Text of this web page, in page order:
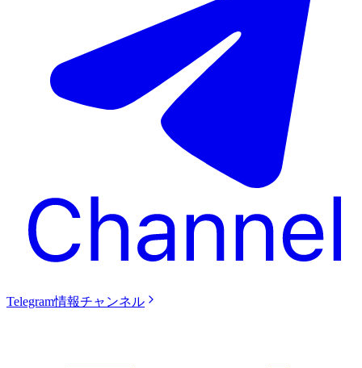
Telegram情報チャンネル